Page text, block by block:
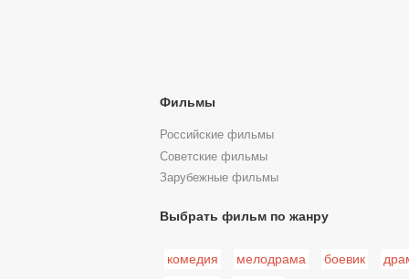
Фильмы
Российские фильмы
Советские фильмы
Зарубежные фильмы
Выбрать фильм по жанру
комедия мелодрама боевик